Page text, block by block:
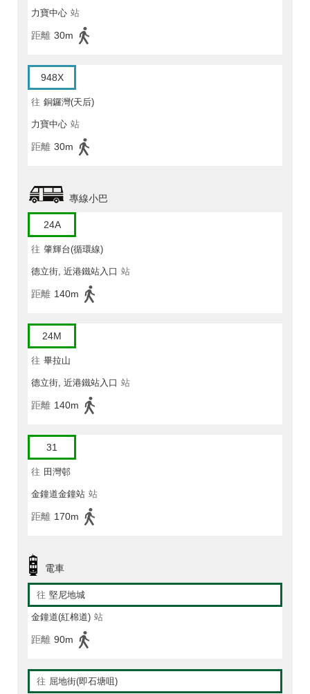
力寶中心 站
距離 30m
948X
往 銅鑼灣(天后)
力寶中心 站
距離 30m
專線小巴
24A
往 肇輝台(循環線)
德立街, 近港鐵站入口 站
距離 140m
24M
往 畢拉山
德立街, 近港鐵站入口 站
距離 140m
31
往 田灣邨
金鐘道金鐘站 站
距離 170m
電車
往 堅尼地城
金鐘道(紅棉道) 站
距離 90m
往 屈地街(即石塘咀)